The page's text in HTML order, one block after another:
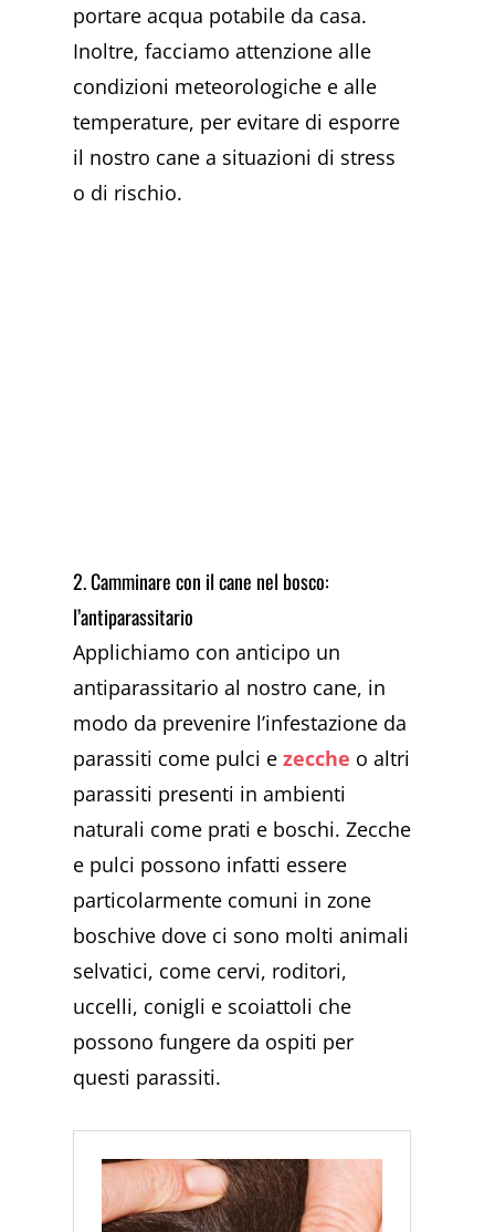
portare acqua potabile da casa.
Inoltre, facciamo attenzione alle
condizioni meteorologiche e alle
temperature, per evitare di esporre
il nostro cane a situazioni di stress
o di rischio.
2. Camminare con il cane nel bosco:
l’antiparassitario
Applichiamo con anticipo un
antiparassitario al nostro cane, in
modo da prevenire l’infestazione da
parassiti come pulci ezecche o altri
parassiti presenti in ambienti
naturali come prati e boschi. Zecche
e pulci possono infatti essere
particolarmente comuni in zone
boschive dove ci sono molti animali
selvatici, come cervi, roditori,
uccelli, conigli e scoiattoli che
possono fungere da ospiti per
questi parassiti.